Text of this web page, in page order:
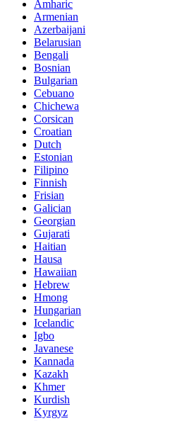
Amharic
Armenian
Azerbaijani
Belarusian
Bengali
Bosnian
Bulgarian
Cebuano
Chichewa
Corsican
Croatian
Dutch
Estonian
Filipino
Finnish
Frisian
Galician
Georgian
Gujarati
Haitian
Hausa
Hawaiian
Hebrew
Hmong
Hungarian
Icelandic
Igbo
Javanese
Kannada
Kazakh
Khmer
Kurdish
Kyrgyz